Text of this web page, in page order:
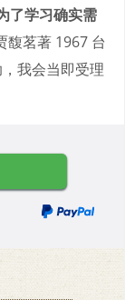
了学习确实需
馥茗著 1967 台
我会当即受理